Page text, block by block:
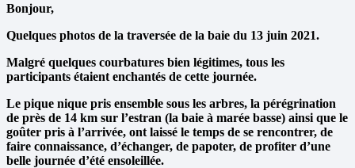
Bonjour,
Quelques photos de la traversée de la baie du 13 juin 2021.
Malgré quelques courbatures bien légitimes, tous les
participants étaient enchantés de cette journée.
Le pique nique pris ensemble sous les arbres, la pérégrination
de près de 14 km sur l’estran (la baie à marée basse) ainsi que le
goûter pris à l’arrivée, ont laissé le temps de se rencontrer, de
faire connaissance, d’échanger, de papoter, de profiter d’une
belle journée d’été ensoleillée.